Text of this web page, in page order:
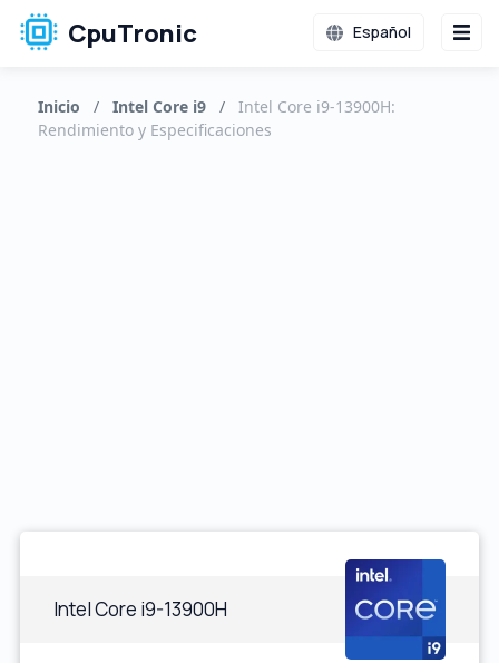
CpuTronic Español
Inicio / Intel Core i9 /
Intel Core i9-13900H:
Rendimiento y Especificaciones
Intel Core i9-13900H